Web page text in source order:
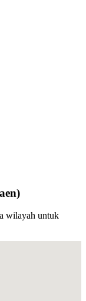
)
wilayah untuk